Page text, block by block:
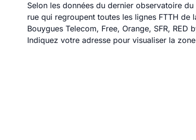
Selon les données du dernier observatoire
rue qui regroupent toutes les lignes FTTH de
Bouygues Telecom, Free, Orange, SFR,
Indiquez votre adresse pour visualiser la